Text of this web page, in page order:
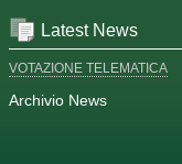
Latest News
VOTAZIONE TELEMATICA
Archivio News